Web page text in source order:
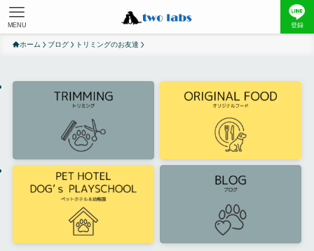
登録
MENU
ホーム ブログ トリミングのお友達